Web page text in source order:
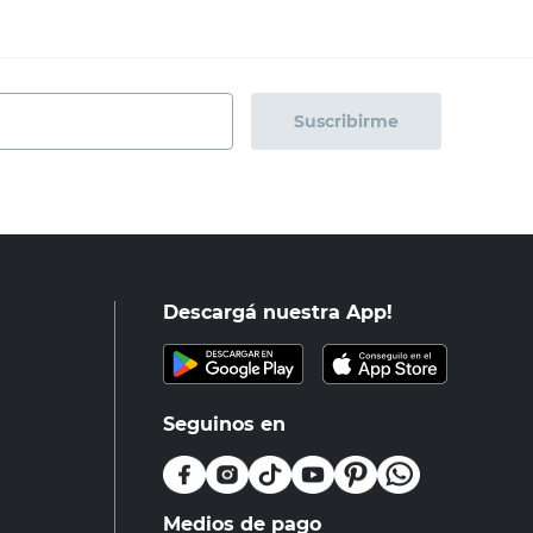
Suscribirme
Descargá nuestra App!
Seguinos en
Medios de pago